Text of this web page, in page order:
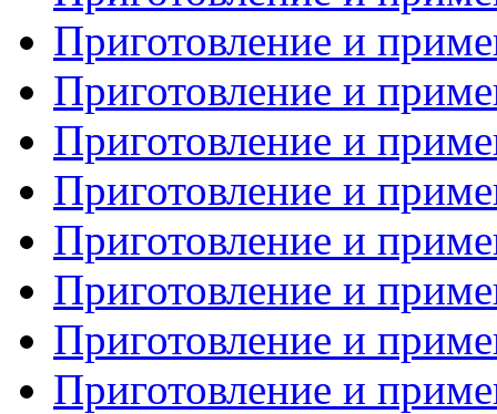
Приготовление и
Приготовление и
Приготовление и
Приготовление и
Приготовление и
Приготовление и
Приготовление и
Приготовление и